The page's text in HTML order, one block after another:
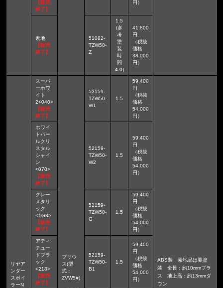
【販売
終了】
円）
素地
【販売
終了】
51082-
TZW50-
Z
1.5
(参
考
塗
装
時
間
4.0)
41,800
円
（税抜
価格
38,000
円）
リヤア
ンダー
スポイ
ラーN
スーパ
ーホワ
イト
2<040>
【販売
終了】
プリウ
ス(型
式：
ZVW5#)
52159-
TZW50-
W1
1.5
59,400
円
（税抜
価格
54,000
円）
ABS製 素地品は要塗
装 全長：約10mmプラ
ス 地上高：約13mmダ
ウン
ホワイ
トパー
ルクリ
スタル
シャイ
ン
<070>
【販売
終了】
52159-
TZW50-
W2
1.5
59,400
円
（税抜
価格
54,000
円）
グレー
メタリ
ック
<1G3>
【販売
終了】
52159-
TZW50-
G
1.5
59,400
円
（税抜
価格
54,000
円）
アティ
チュー
ドブラ
ック
<218>
【販売
終了】
52159-
TZW50-
B1
1.5
59,400
円
（税抜
価格
54,000
円）